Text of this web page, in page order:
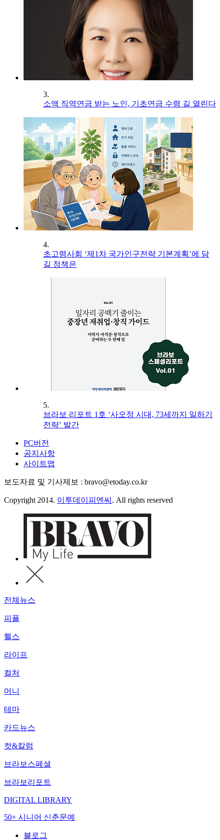
3.
소액 직역연금 받는 노인, 기초연금 수령 길 열린다
4.
초고령사회 ‘제1차 국가인구전략 기본계획’에 담
길 정책은
5.
브라보 리포트 1호 ‘사오정 시대, 73세까지 일하기
전략’ 발간
PC버전
공지사항
사이트맵
보도자료 및 기사제보 : bravo@etoday.co.kr
Copyright 2014. 이투데이피엔씨 . All rights reserved
전체뉴스
피플
헬스
라이프
컬처
머니
테마
카드뉴스
컷&칼럼
브라보스페셜
브라보리포트
DIGITAL LIBRARY
50+ 시니어 신춘문예
블로그